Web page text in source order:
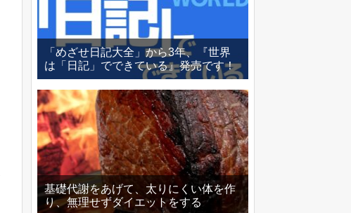
「めざせ日記大全」から3年、『世界
は「日記」でできている』発売です！
基礎代謝をあげて、太りにくい体を作
り、無理せずダイエットをする